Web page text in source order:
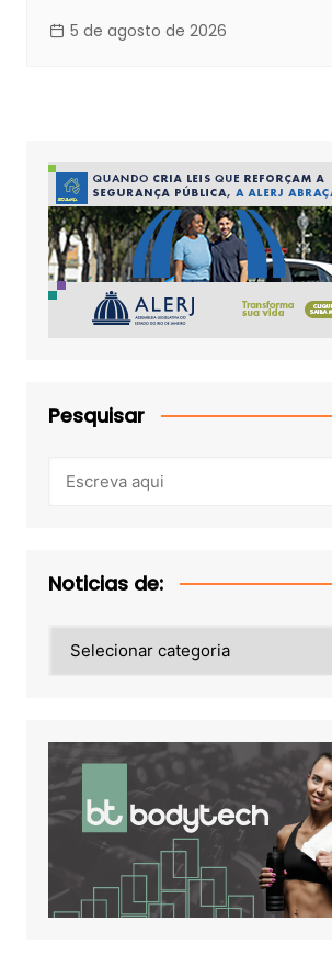
5 de agosto de 2026
Pesquisar
Noticias de:
de: